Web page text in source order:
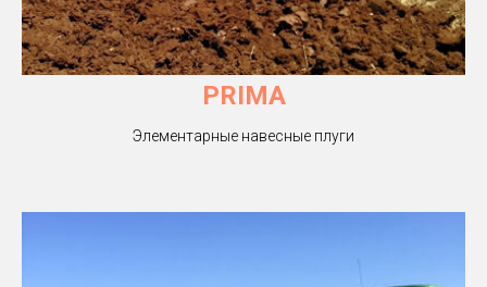
PRIMA
Элементарные навесные плуги